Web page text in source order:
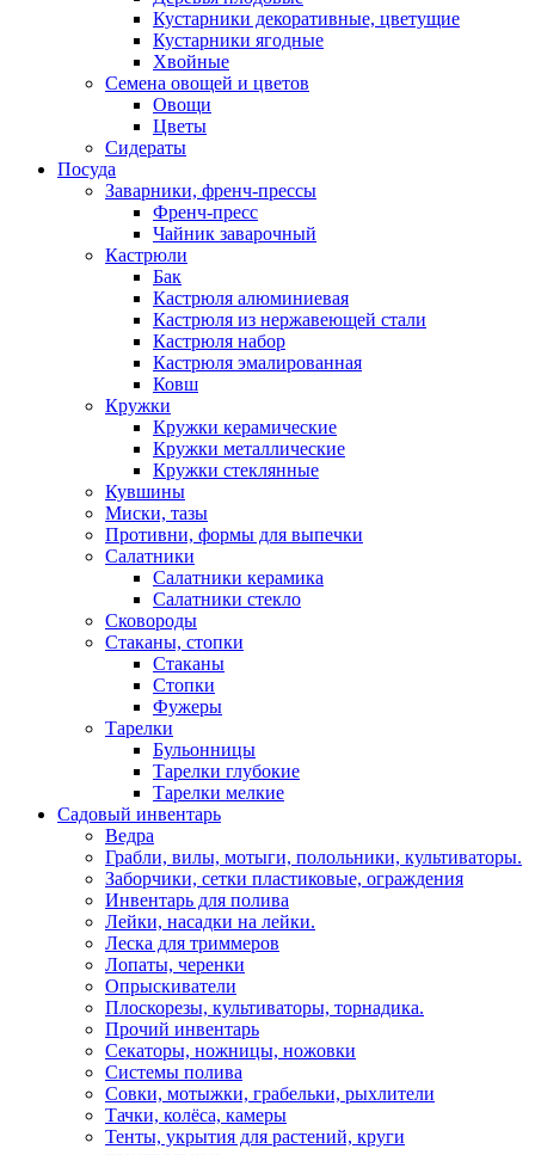
Кустарники декоративные, цветущие
Кустарники ягодные
Хвойные
Семена овощей и цветов
Овощи
Цветы
Сидераты
Посуда
Заварники, френч-прессы
Френч-пресс
Чайник заварочный
Кастрюли
Бак
Кастрюля алюминиевая
Кастрюля из нержавеющей стали
Кастрюля набор
Кастрюля эмалированная
Ковш
Кружки
Кружки керамические
Кружки металлические
Кружки стеклянные
Кувшины
Миски, тазы
Противни, формы для выпечки
Салатники
Салатники керамика
Салатники стекло
Сковороды
Стаканы, стопки
Стаканы
Стопки
Фужеры
Тарелки
Бульонницы
Тарелки глубокие
Тарелки мелкие
Садовый инвентарь
Ведра
Грабли, вилы, мотыги, полольники, культиваторы.
Заборчики, сетки пластиковые, ограждения
Инвентарь для полива
Лейки, насадки на лейки.
Леска для триммеров
Лопаты, черенки
Опрыскиватели
Плоскорезы, культиваторы, торнадика.
Прочий инвентарь
Секаторы, ножницы, ножовки
Системы полива
Совки, мотыжки, грабельки, рыхлители
Тачки, колёса, камеры
Тенты, укрытия для растений, круги